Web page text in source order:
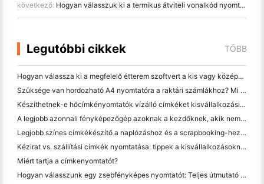
következő: Hogyan válasszuk ki a termikus átviteli vonalkód nyomtatót
Legutóbbi cikkek TÖBB
Hogyan válassza ki a megfelelő étterem szoftvert a kis vagy középméretű étteremhez
Szüksége van hordozható A4 nyomtatóra a raktári számlákhoz? Mi valójában működik
Készíthetnek-e hőcímkényomtatók vízálló címkéket kisvállalkozási termékekhez?
A legjobb azonnali fényképezőgép azoknak a kezdőknek, akik nem akarnak papírt pazarolni
Legjobb színes címkékészítő a naplózáshoz és a scrapbooking-hez: több szín minden oldalhoz
Kézirat vs. szállítási címkék nyomtatása: tippek a kisvállalkozásoknak 2026-ban
Miért tartja a címkenyomtatót?
Hogyan válasszunk egy zsebfényképes nyomtatót: Teljes útmutató a naplózáshoz, utazáshoz és az iPhone-felhasználókhoz